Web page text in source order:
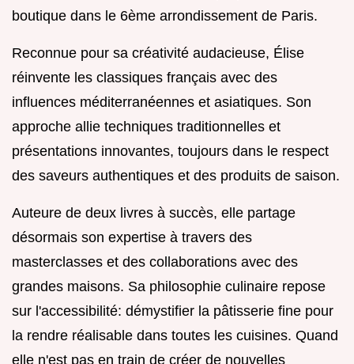
boutique dans le 6ème arrondissement de Paris.
Reconnue pour sa créativité audacieuse, Élise
réinvente les classiques français avec des
influences méditerranéennes et asiatiques. Son
approche allie techniques traditionnelles et
présentations innovantes, toujours dans le respect
des saveurs authentiques et des produits de saison.
Auteure de deux livres à succès, elle partage
désormais son expertise à travers des
masterclasses et des collaborations avec des
grandes maisons. Sa philosophie culinaire repose
sur l'accessibilité: démystifier la pâtisserie fine pour
la rendre réalisable dans toutes les cuisines. Quand
elle n'est pas en train de créer de nouvelles